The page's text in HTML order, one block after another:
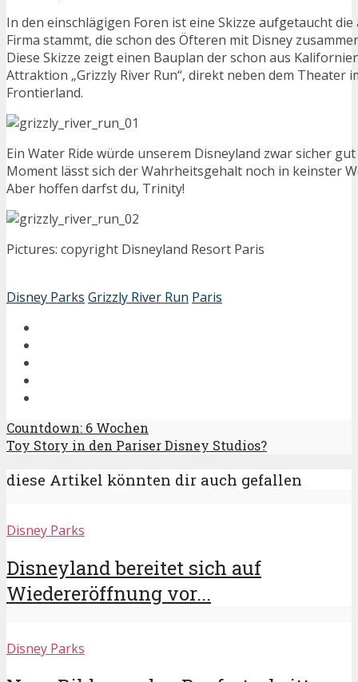
In den einschlägigen Foren ist eine Skizze aufgetaucht
Firma stammt, die schon des Öfteren mit Disney
Diese Skizze zeigt einen Bauplan der schon aus
Attraktion „Grizzly River Run“, direkt neben dem Theater
Frontierland.
Ein Water Ride würde unserem Disneyland zwar sicher
Moment lässt sich der Wahrheitsgehalt noch in keinster
Aber hoffen darfst du, Trinity!
Pictures: copyright Disneyland Resort Paris
Disney Parks Grizzly River Run Paris
Countdown: 6 Wochen
Toy Story in den Pariser Disney Studios?
diese Artikel könnten dir auch gefallen
Disney Parks
Disneyland bereitet sich auf
Wiedereröffnung vor...
Disney Parks